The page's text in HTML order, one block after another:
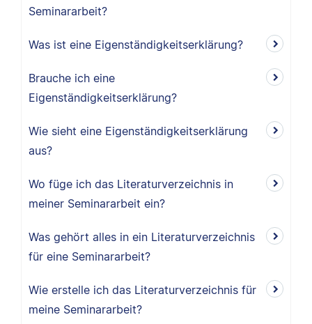
Seminararbeit?
Was ist eine Eigenständigkeitserklärung?
Brauche ich eine
Eigenständigkeitserklärung?
Wie sieht eine Eigenständigkeitserklärung
aus?
Wo füge ich das Literaturverzeichnis in
meiner Seminararbeit ein?
Was gehört alles in ein Literaturverzeichnis
für eine Seminararbeit?
Wie erstelle ich das Literaturverzeichnis für
meine Seminararbeit?